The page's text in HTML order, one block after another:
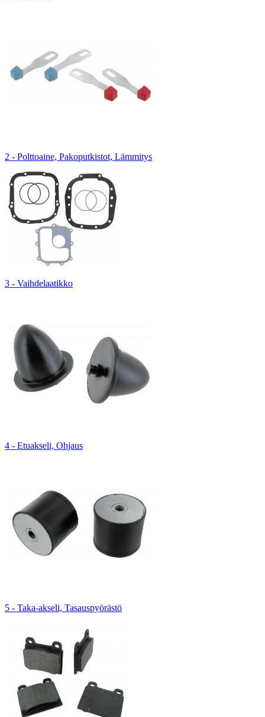
2 - Polttoaine, Pakoputkistot, Lämmitys
3 - Vaihdelaatikko
4 - Etuakseli, Ohjaus
5 - Taka-akseli, Tasauspyörästö